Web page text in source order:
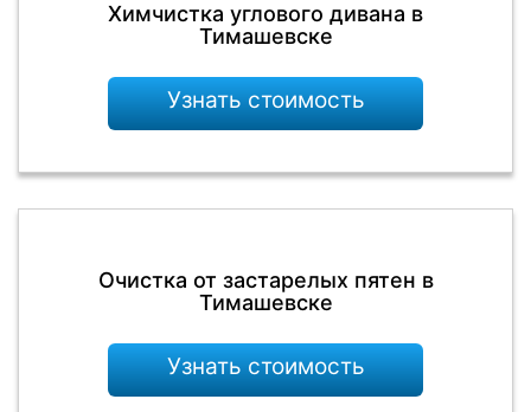
Химчистка углового дивана в
Тимашевске
Узнать стоимость
Очистка от застарелых пятен в
Тимашевске
Узнать стоимость